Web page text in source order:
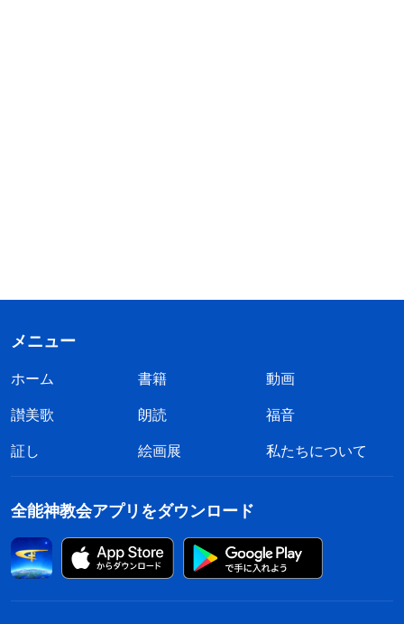
メニュー
ホーム 書籍
動画
讃美歌
朗読
福音
証し
絵画展 私たちについて
全能神教会アプリをダウンロード